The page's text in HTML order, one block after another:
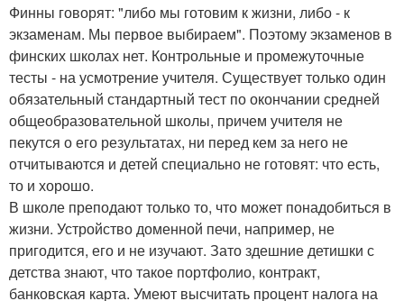
Финны говорят: "либо мы готовим к жизни, либо - к
экзаменам. Мы первое выбираем". Поэтому экзаменов в
финских школах нет. Контрольные и промежуточные
тесты - на усмотрение учителя. Существует только один
обязательный стандартный тест по окончании средней
общеобразовательной школы, причем учителя не
пекутся о его результатах, ни перед кем за него не
отчитываются и детей специально не готовят: что есть,
то и хорошо.
В школе преподают только то, что может понадобиться в
жизни. Устройство доменной печи, например, не
пригодится, его и не изучают. Зато здешние детишки с
детства знают, что такое портфолио, контракт,
банковская карта. Умеют высчитать процент налога на